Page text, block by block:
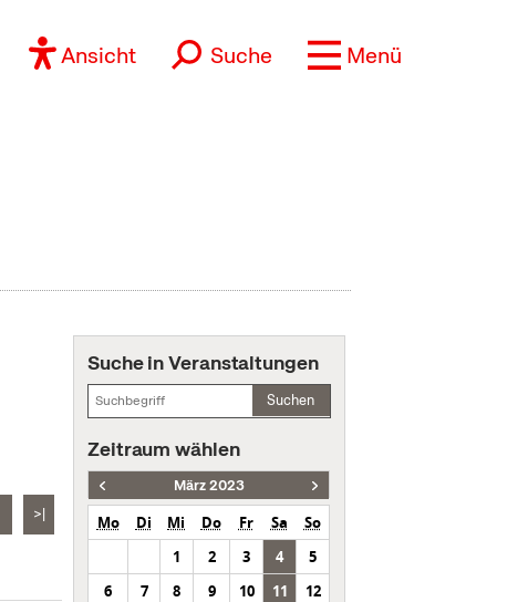
Ansicht Suche Menü
>|
Suche in Veranstaltungen
Suchen
Zeitraum wählen
März 2023
Mo Di Mi Do Fr Sa
So
1
2 3 4
5
6
7 8 9 10 11
12